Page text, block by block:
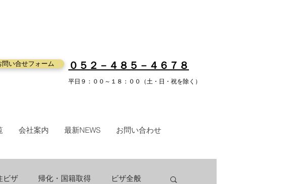
問い合せフォーム ​０５２－４８５－４６７８
平日９：００～１８：００（土・日・祝を除く）
会社案内 最新NEWS お問い合わせ
ビザ 帰化・国籍取得 ビザ全般